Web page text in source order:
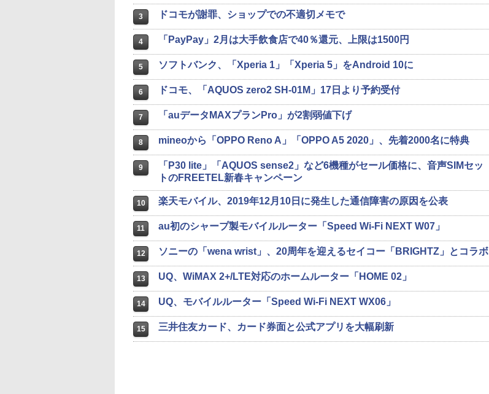
3 ドコモが謝罪、ショップでの不適切メモで
4 「PayPay」2月は大手飲食店で40％還元、上限は1500円
5 ソフトバンク、「Xperia 1」「Xperia 5」をAndroid 10に
6 ドコモ、「AQUOS zero2 SH-01M」17日より予約受付
7 「auデータMAXプランPro」が2割弱値下げ
8 mineoから「OPPO Reno A」「OPPO A5 2020」、先着2000名に特典
9
「P30 lite」「AQUOS sense2」など6機種がセール価格に、音声SIMセッ
トのFREETEL新春キャンペーン
10 楽天モバイル、2019年12月10日に発生した通信障害の原因を公表
11 au初のシャープ製モバイルルーター「Speed Wi-Fi NEXT W07」
12 ソニーの「wena wrist」、20周年を迎えるセイコー「BRIGHTZ」とコラボ
13 UQ、WiMAX 2+/LTE対応のホームルーター「HOME 02」
14 UQ、モバイルルーター「Speed Wi-Fi NEXT WX06」
15 三井住友カード、カード券面と公式アプリを大幅刷新